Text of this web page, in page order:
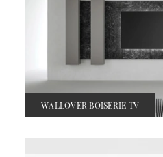
WALLOVER BOISERIE TV